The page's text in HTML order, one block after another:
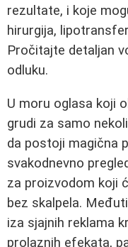
rezultate, i koje
hirurgija,
Pročitajte detaljan
odluku.
U moru oglasa koji
grudi za samo
da postoji magična
svakodnevno
za proizvodom koji
bez skalpela.
iza sjajnih reklama
prolaznih efekata,